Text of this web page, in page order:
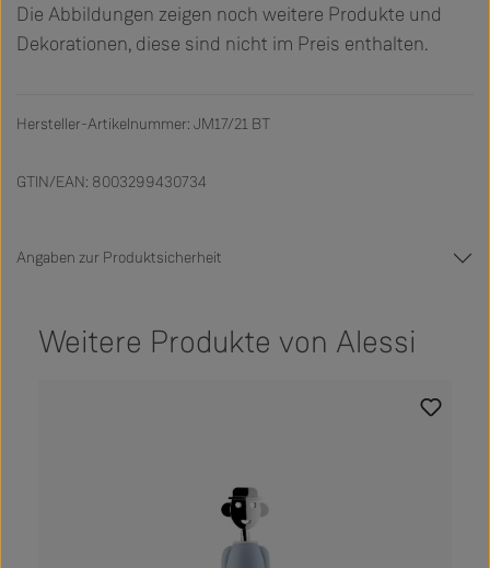
Die Abbildungen zeigen noch weitere Produkte und
Dekorationen, diese sind nicht im Preis enthalten.
Hersteller-Artikelnummer: JM17/21 BT
GTIN/EAN: 8003299430734
Angaben zur Produktsicherheit
Weitere Produkte von Alessi